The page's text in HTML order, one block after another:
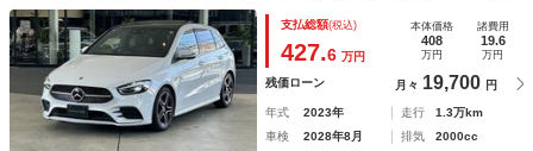
モリ付）パノラミックスライディングルーフ／純正ドライブレ
コーダー（前後）／アンビエントライト（６４色）／ワイヤレ
スチャージング／シート
支払総額(税込)
427.6 万円
本体価格
408
万円
諸費用
19.6
万円
残価ローン 月々 19,700 円
年式 2023年 走行
1.3万km
車検
2028年8月 排気
2000cc